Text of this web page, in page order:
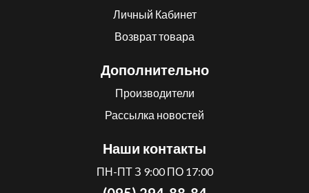
Личный Кабинет
Возврат товара
Дополнительно
Производители
Рассылка новостей
Наши контакты
ПН-ПТ З 9:00 ПО 17:00